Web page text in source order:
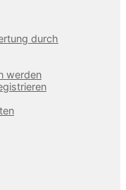
durch
werden